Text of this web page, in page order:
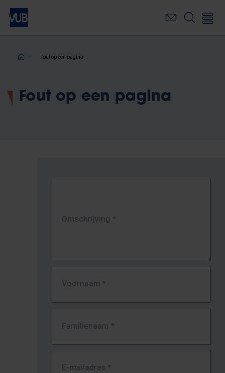
Overslaan
naar
inhoudKruimelpad
Fout op een pagina
Fout op een pagina
Omschrijving *
Voornaam *
Familienaam *
E-mailadres *